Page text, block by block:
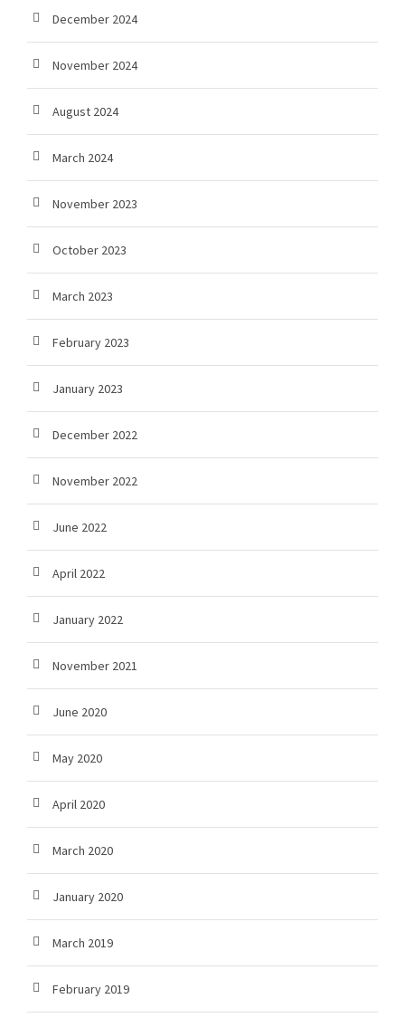
December 2024
November 2024
August 2024
March 2024
November 2023
October 2023
March 2023
February 2023
January 2023
December 2022
November 2022
June 2022
April 2022
January 2022
November 2021
June 2020
May 2020
April 2020
March 2020
January 2020
March 2019
February 2019